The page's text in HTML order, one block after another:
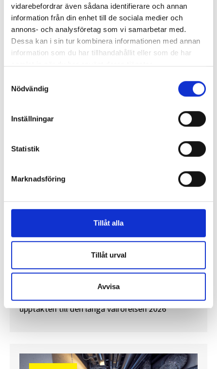
vidarebefordrar även sådana identifierare och annan
information från din enhet till de sociala medier och
annons- och analysföretag som vi samarbetar med.
Dessa kan i sin tur kombinera informationen med annan
information som du har tillhandahållit eller som de har
samlat in när du har använt deras tjänster.
Nödvändig
Inställningar
Statistik
Marknadsföring
Tillåt alla
Tillåt urval
Avvisa
Enorma skillnader mellan
chefredaktörerna
Så mycket tjänar dagspresscheferna
REPORTAGE
”Valåret känns som att sprinta ett
centrala arbetsredskap för politikreportrar.
Journalisten tog rygg på TT Nyhetsbyråns Maria
Davidsson och Expressens Max V Karlsson under
upptakten till den långa valrörelsen 2026